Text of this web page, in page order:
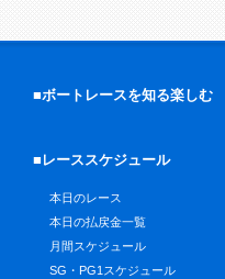
■ボートレースを知る楽しむ
■レーススケジュール
本日のレース
本日の払戻金一覧
月間スケジュール
SG・PG1スケジュール